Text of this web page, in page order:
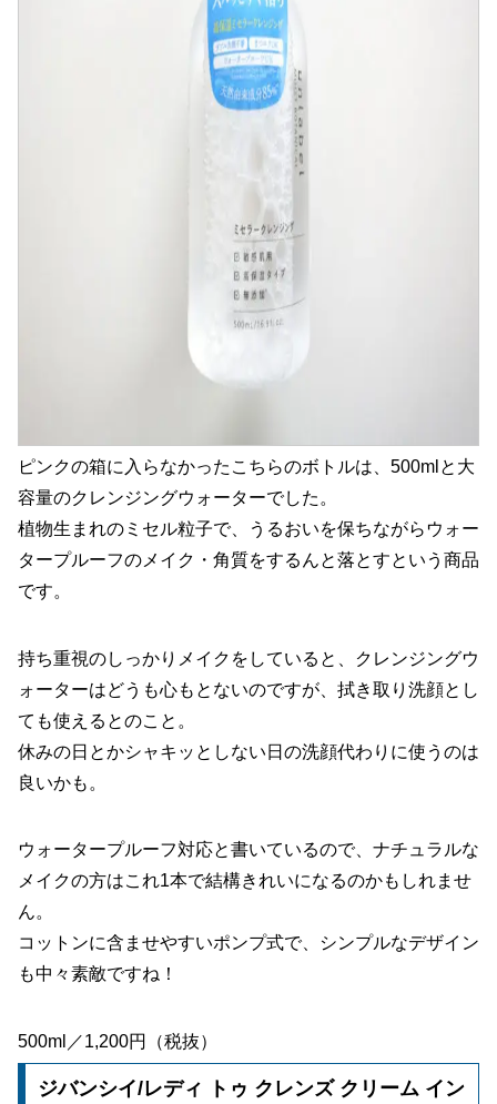
ピンクの箱に入らなかったこちらのボトルは、500mlと大
容量のクレンジングウォーターでした。
植物生まれのミセル粒子で、うるおいを保ちながらウォー
タープルーフのメイク・角質をするんと落とすという商品
です。
持ち重視のしっかりメイクをしていると、クレンジングウ
ォーターはどうも心もとないのですが、拭き取り洗顔とし
ても使えるとのこと。
休みの日とかシャキッとしない日の洗顔代わりに使うのは
良いかも。
ウォータープルーフ対応と書いているので、ナチュラルな
メイクの方はこれ1本で結構きれいになるのかもしれませ
ん。
コットンに含ませやすいポンプ式で、シンプルなデザイン
も中々素敵ですね！
500ml／1,200円（税抜）
ジバンシイ/レディ トゥ クレンズ クリーム イン